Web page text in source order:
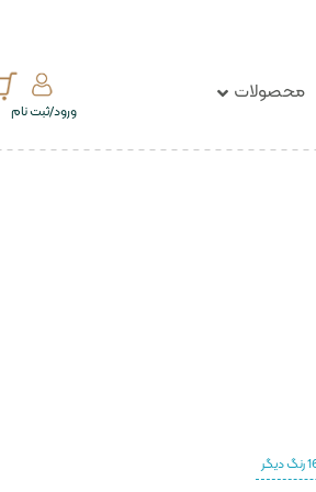
ورود/ثبت نام
محصولات